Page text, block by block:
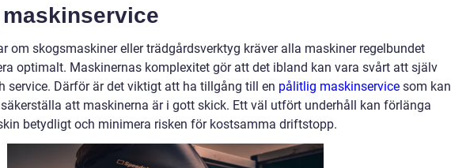
om skogsmaskiner eller trädgårdsverktyg kräver alla maskiner regelbundet
optimalt. Maskinernas komplexitet gör att det ibland kan vara svårt att själv
service. Därför är det viktigt att ha tillgång till en pålitlig maskinservice som kan
att maskinerna är i gott skick. Ett väl utfört underhåll kan förlänga
betydligt och minimera risken för kostsamma driftstopp.